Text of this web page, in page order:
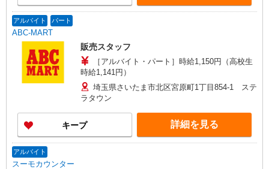
アルバイト パート
ABC-MART
販売スタッフ
［アルバイト・パート］時給1,150円（高校生
時給1,141円）
埼玉県さいたま市北区宮原町1丁目854-1 ステ
ラタウン
キープ 詳細を見る
アルバイト
スーモカウンター